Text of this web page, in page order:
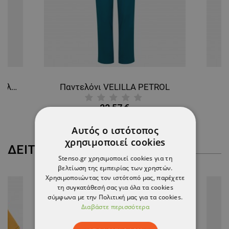
Ανδρικό Ιατρικό Παντελόνι μπλε ανοιχτό PLAM Παντελόνι VELILLA PETROL
22,57 €
ΔΕΊΤΕ ΠΕΡΙΣΣΌΤΕΡΑ
Αυτός ο ιστότοπος
χρησιμοποιεί cookies
Stenso.gr χρησιμοποιεί cookies για τη
βελτίωση της εμπειρίας των χρηστών.
Χρησιμοποιώντας τον ιστότοπό μας, παρέχετε
τη συγκατάθεσή σας για όλα τα cookies
σύμφωνα με την Πολιτική μας για τα cookies.
Διαβάστε περισσότερα